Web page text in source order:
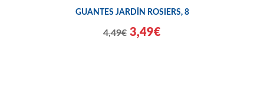
GUANTES JARDÍN ROSIERS, 8
4,49€ 3,49€